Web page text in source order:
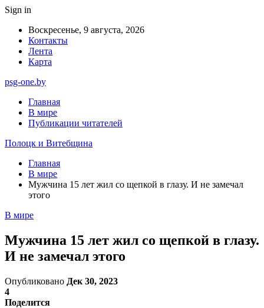
Sign in
Воскресенье, 9 августа, 2026
Контакты
Лента
Карта
psg-one.by
Главная
В мире
Публикации читателей
Полоцк и Витебщина
Главная
В мире
Мужчина 15 лет жил со щепкой в глазу. И не замечал
этого
В мире
Мужчина 15 лет жил со щепкой в глазу.
И не замечал этого
Опубликовано Дек 30, 2023
4
Поделится